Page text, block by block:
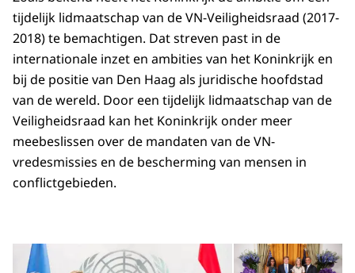
tijdelijk lidmaatschap van de VN-Veiligheidsraad (2017-
2018) te bemachtigen. Dat streven past in de
internationale inzet en ambities van het Koninkrijk en
bij de positie van Den Haag als juridische hoofdstad
van de wereld. Door een tijdelijk lidmaatschap van de
Veiligheidsraad kan het Koninkrijk onder meer
meebeslissen over de mandaten van de VN-
vredesmissies en de bescherming van mensen in
conflictgebieden.
Open de galerij in